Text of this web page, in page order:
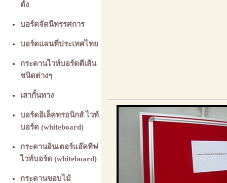
ตั้ง
บอร์ดจัดนิทรรศการ
บอร์ดแผนที่ประเทศไทย
กระดานไวท์บอร์ดตีเส้น
ชนิดต่างๆ
เสากั้นทาง
บอร์ดอิเล็คทรอนิกส์ ไวท์
บอร์ด (whiteboard)
กระดานอินเตอร์แอ๊คทีฟ
ไวท์บอร์ด (whiteboard)
กระดานขอบไม้